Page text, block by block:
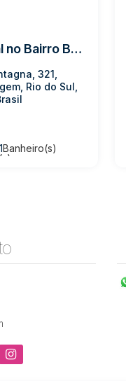
Casa individual no Bairro Barragem
321,
Rio do Sul,
1Banheiro(s)